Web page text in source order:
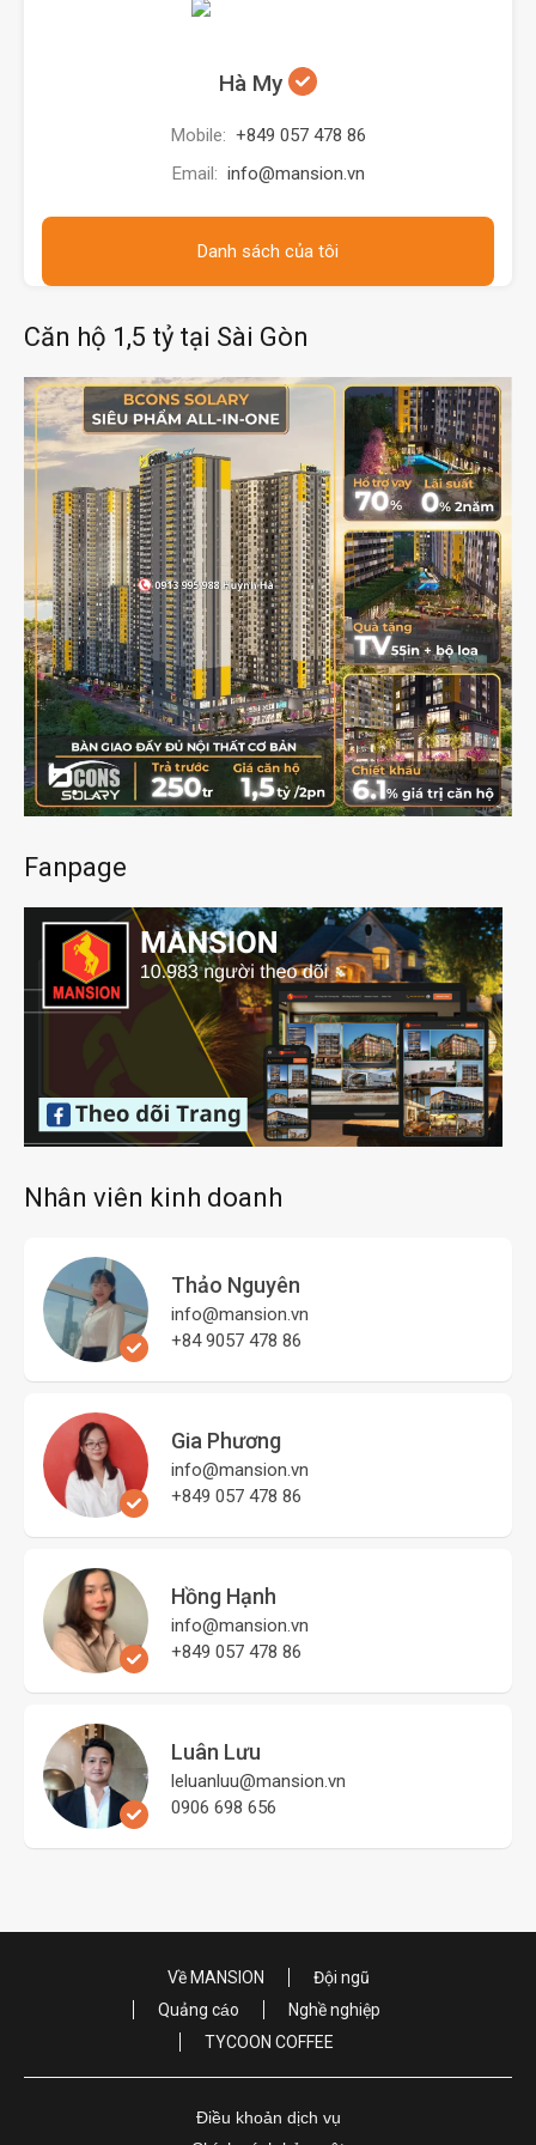
Hà My
Mobile: +849 057 478 86
Email: info@mansion.vn
Danh sách của tôi
Căn hộ 1,5 tỷ tại Sài Gòn
Fanpage
Nhân viên kinh doanh
Thảo Nguyên
info@mansion.vn
+84 9057 478 86
Gia Phương
info@mansion.vn
+849 057 478 86
Hồng Hạnh
info@mansion.vn
+849 057 478 86
Luân Lưu
leluanluu@mansion.vn
0906 698 656
Về MANSION
Đội ngũ
Quảng cáo
Nghề nghiệp
TYCOON COFFEE
Điều khoản dịch vụ